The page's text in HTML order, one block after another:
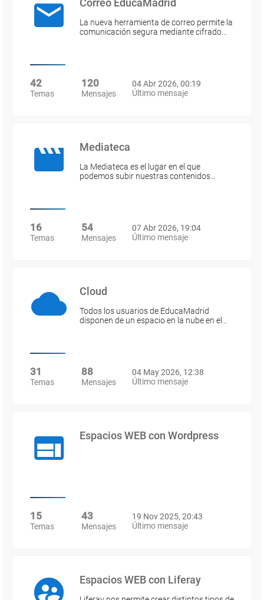
Correo EducaMadrid
La nueva herramienta de correo permite la
comunicación segura mediante cifrado…
42
Temas
120
Mensajes
04 Abr 2026, 00:19
Último mensaje
Mediateca
La Mediateca es el lugar en el que
podemos subir nuestras contenidos…
16
Temas
54
Mensajes
07 Abr 2026, 19:04
Último mensaje
Cloud
Todos los usuarios de EducaMadrid
disponen de un espacio en la nube en el…
31
Temas
88
Mensajes
04 May 2026, 12:38
Último mensaje
Espacios WEB con Wordpress
15
Temas
43
Mensajes
19 Nov 2025, 20:43
Último mensaje
Espacios WEB con Liferay